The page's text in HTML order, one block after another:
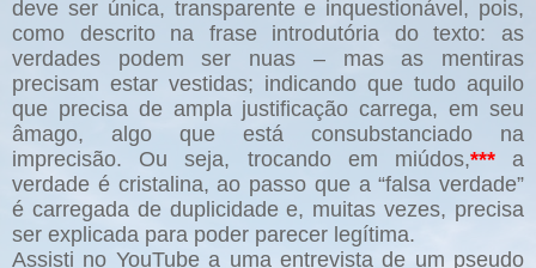
deve ser única, transparente e inquestionável, pois,
como descrito na frase introdutória do texto: as
verdades podem ser nuas – mas as mentiras
precisam estar vestidas; indicando que tudo aquilo
que precisa de ampla justificação carrega, em seu
âmago, algo que está consubstanciado na
imprecisão. Ou seja, trocando em miúdos,***a
verdade é cristalina, ao passo que a “falsa verdade”
é carregada de duplicidade e, muitas vezes, precisa
ser explicada para poder parecer legítima.
Assisti no YouTube a uma entrevista de um pseudo